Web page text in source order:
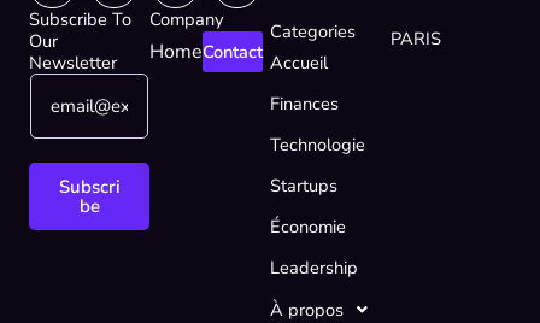
Subscribe To
Our
Newsletter
*
m
E
E
a
Subscri
be
Company
HomeContact
Categories
Accueil
Finances
Technologie
Startups
Économie
Leadership
À propos
PARIS